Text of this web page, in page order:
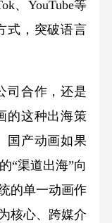
、YouTube等
式，突破语言
合作，还是
的这种出海策
国产动画如果
“渠道出海”向
的单一动画作
核心、跨媒介